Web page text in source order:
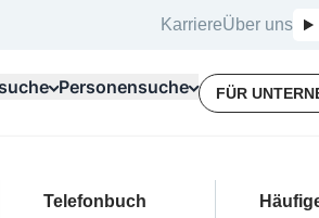
KarriereÜber uns
Kategorien
Für
Top Branchen
Mein
Personensuche
Telefonbuch
FÜR